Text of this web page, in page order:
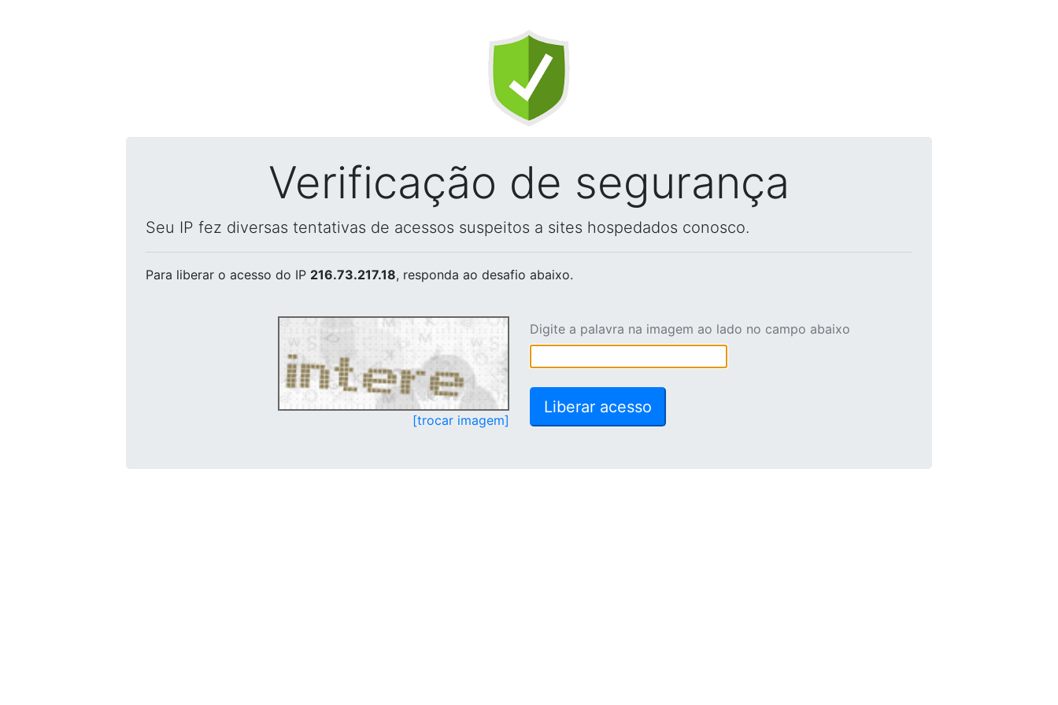
Verificação de segurança
Seu IP fez diversas tentativas de acessos suspeitos a sites hospedados conosco.
Para liberar o acesso do IP 216.73.217.18, responda ao desafio abaixo.
[trocar imagem]
Digite a palavra na imagem ao lado no campo abaixo